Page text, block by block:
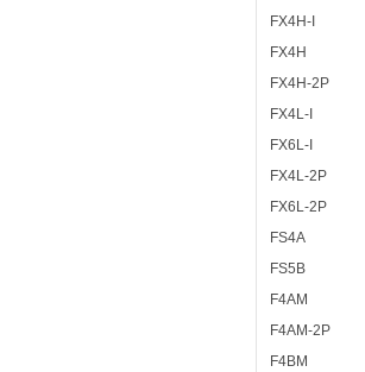
FX4H-I
FX4H
FX4H-2P
FX4L-I
FX6L-I
FX4L-2P
FX6L-2P
FS4A
FS5B
F4AM
F4AM-2P
F4BM